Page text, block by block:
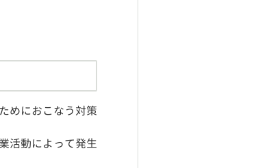
めにおこなう対策
活動によって発生